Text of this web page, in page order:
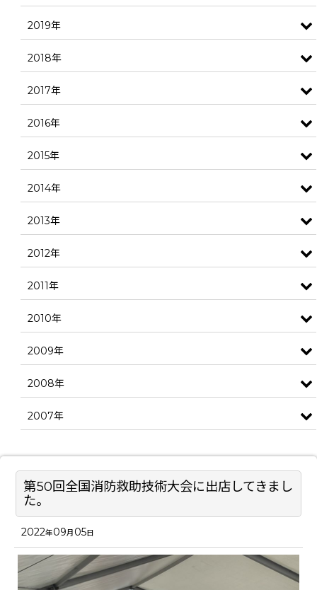
第50回全国消防救助技術大会に出店してきまし
た。
2022年09月 05日
2019年
2018年
2017年
2016年
2015年
2014年
2013年
2012年
2011年
2010年
2009年
2008年
2007年